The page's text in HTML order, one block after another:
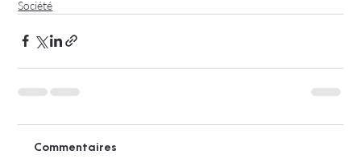
Société
Commentaires